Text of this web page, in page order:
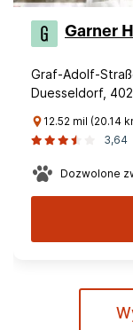
Garner
Graf-Adolf-
Duesseldorf,
12.52 mil (20.14
3,64
Dozwolone